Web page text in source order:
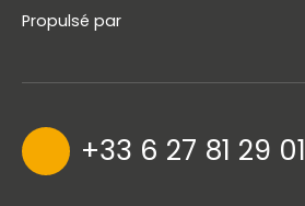
Propulsé par
+33 6 27 81 29 01